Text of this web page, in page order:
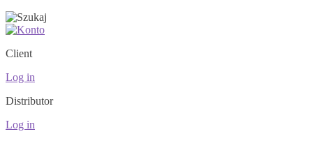
Client
Log in
Distributor
Log in